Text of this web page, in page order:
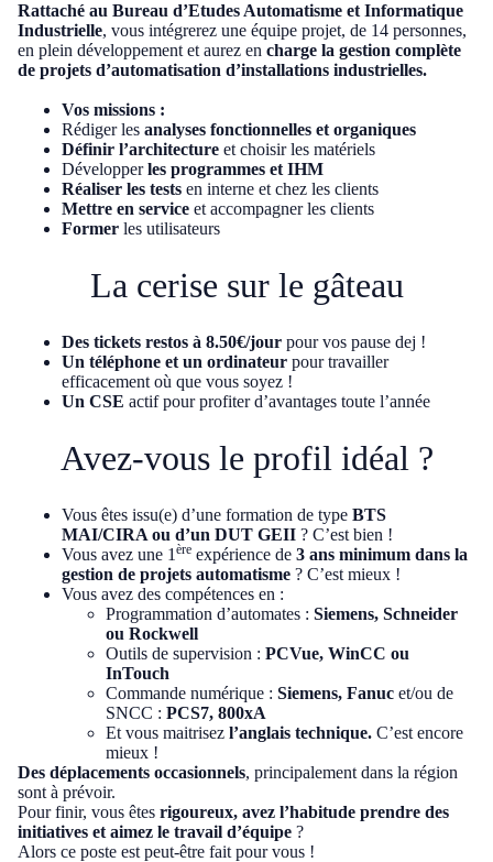
Rattaché au Bureau d’Etudes Automatisme et Informatique
Industrielle, vous intégrerez une équipe projet, de 14 personnes,
en plein développement et aurez en charge la gestion complète
de projets d’automatisation d’installations industrielles.
Vos missions :
Rédiger les analyses fonctionnelles et organiques
Définir l’architecture et choisir les matériels
Développerles programmes et IHM
Réaliser les tests en interne et chez les clients
Mettre en service et accompagner les clients
Former les utilisateurs
La cerise sur le gâteau
Des tickets restos à 8.50€/jour pour vos pause dej !
Un téléphone et un ordinateur pour travailler
efficacement où que vous soyez !
Un CSE actif pour profiter d’avantages toute l’année
Avez-vous le profil idéal ?
Vous êtes issu(e) d’une formation de type BTS
MAI/CIRA ou d’un DUT GEII ? C’est bien !
Vous avez une 1 ère expérience de 3 ans minimum dans la
gestion de projets automatisme ? C’est mieux !
Vous avez des compétences en :
Programmation d’automates : Siemens, Schneider
ou Rockwell
Outils de supervision : PCVue, WinCC ou
InTouch
Commande numérique : Siemens, Fanuc et/ou de
SNCC : PCS7, 800xA
Et vous maitrisez l’anglais technique. C’est encore
mieux !
Des déplacements occasionnels, principalement dans la région
sont à prévoir.
Pour finir, vous êtes rigoureux, avez l’habitude prendre des
initiatives et aimez le travail d’équipe ?
Alors ce poste est peut-être fait pour vous !